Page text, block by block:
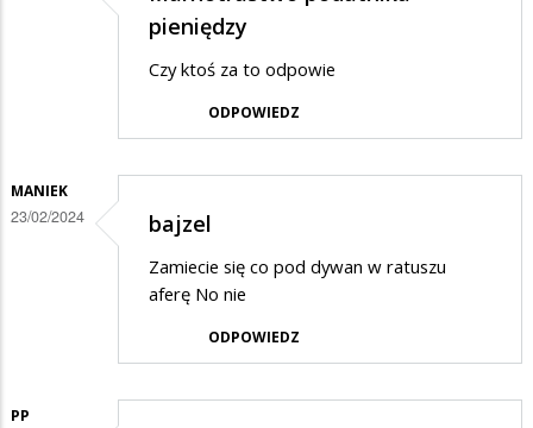
pieniędzy
Czy ktoś za to odpowie
ODPOWIEDZ
MANIEK
23/02/2024 bajzel
Zamiecie się co pod dywan w ratuszu
aferę No nie
ODPOWIEDZ
PP